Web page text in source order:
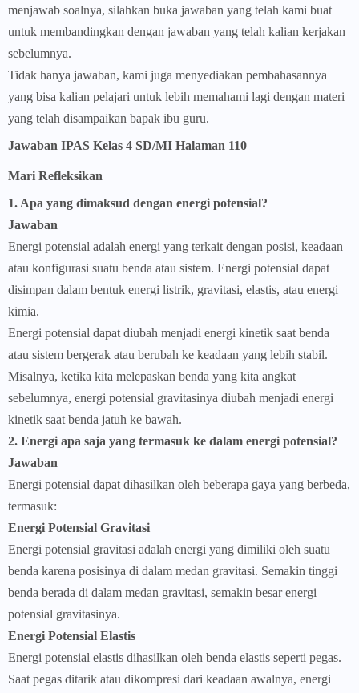
menjawab soalnya, silahkan buka jawaban yang telah kami buat
untuk membandingkan dengan jawaban yang telah kalian kerjakan
sebelumnya.
Tidak hanya jawaban, kami juga menyediakan pembahasannya
yang bisa kalian pelajari untuk lebih memahami lagi dengan materi
yang telah disampaikan bapak ibu guru.
Jawaban IPAS Kelas 4 SD/MI Halaman 110
Mari Refleksikan
1. Apa yang dimaksud dengan energi potensial?
Jawaban
Energi potensial adalah energi yang terkait dengan posisi, keadaan
atau konfigurasi suatu benda atau sistem. Energi potensial dapat
disimpan dalam bentuk energi listrik, gravitasi, elastis, atau energi
kimia.
Energi potensial dapat diubah menjadi energi kinetik saat benda
atau sistem bergerak atau berubah ke keadaan yang lebih stabil.
Misalnya, ketika kita melepaskan benda yang kita angkat
sebelumnya, energi potensial gravitasinya diubah menjadi energi
kinetik saat benda jatuh ke bawah.
2. Energi apa saja yang termasuk ke dalam energi potensial?
Jawaban
Energi potensial dapat dihasilkan oleh beberapa gaya yang berbeda,
termasuk:
Energi Potensial Gravitasi
Energi potensial gravitasi adalah energi yang dimiliki oleh suatu
benda karena posisinya di dalam medan gravitasi. Semakin tinggi
benda berada di dalam medan gravitasi, semakin besar energi
potensial gravitasinya.
Energi Potensial Elastis
Energi potensial elastis dihasilkan oleh benda elastis seperti pegas.
Saat pegas ditarik atau dikompresi dari keadaan awalnya, energi